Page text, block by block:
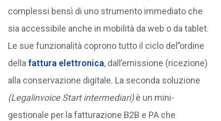
complessi bensì di uno strumento immediato che
sia accessibile anche in mobilità da web o da tablet.
Le sue funzionalità coprono tutto il ciclo del’’ordine
dellafattura elettronica, dall’emissione (ricezione)
alla conservazione digitale. La seconda soluzione
(Legalinvoice Start intermediari)è un mini-
gestionale per la fatturazione B2B e PA che